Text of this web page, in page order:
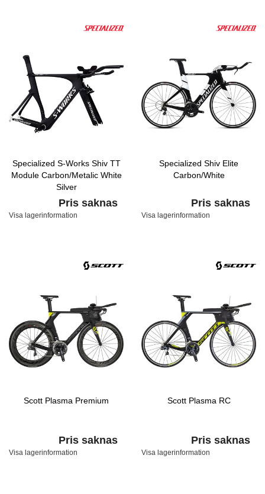
Specialized S-Works Shiv TT
Module Carbon/Metalic White
Silver
Pris saknas
Visa lagerinformation
Specialized Shiv Elite
Carbon/White
Pris saknas
Visa lagerinformation
Scott Plasma Premium
Pris saknas
Visa lagerinformation
Scott Plasma RC
Pris saknas
Visa lagerinformation